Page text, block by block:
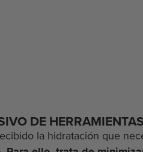
DE
la hidratación que